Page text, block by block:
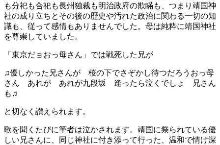
も分祀も合祀も長州独裁も明治政府の欺瞞も、つまり靖国神
社の成り立ちとその後の歴史や汚れた政治に関わる一切の知
識も、従って感情もありませんでした。母は純粋に靖国神社
を尊崇していました。
「東京だョおっ母さん」では戦死した兄が
♫優しかった兄さんが 桜の下でさぞかし待つだろうおっ母
さん あれが あれが九段坂 逢ったら泣くでしょ 兄さん
も♫
と切なく讃えられます。
歌を聞くたびに筆者は泣かされます。靖国に祭られている優
しい兄さんに、同じ神社に付き添って行った、温和で情け深